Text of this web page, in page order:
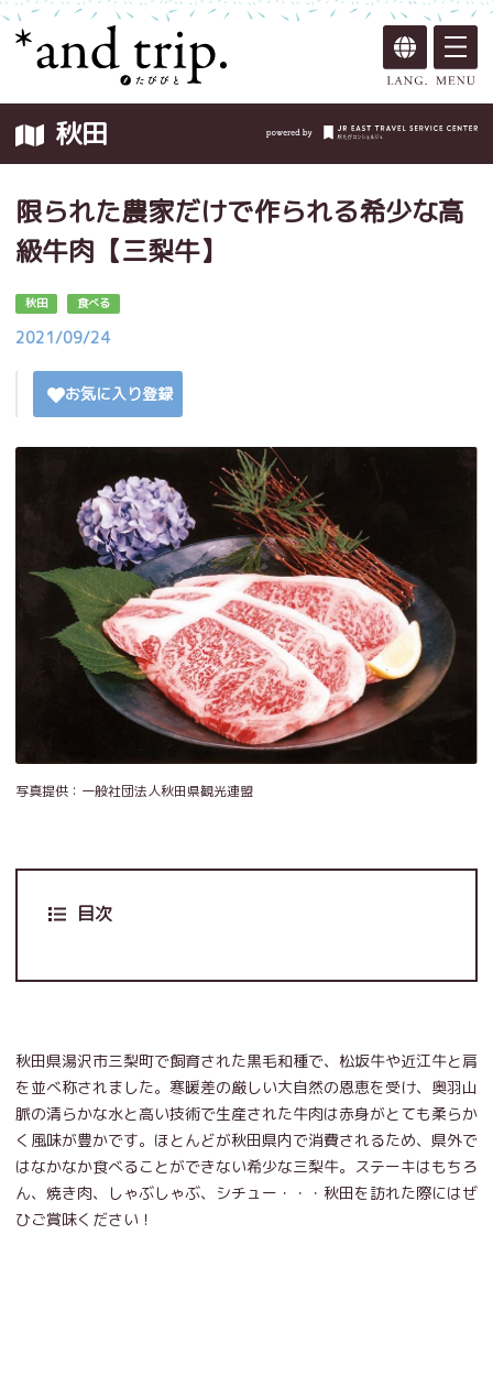
秋田
限られた農家だけで作られる希少な高
級牛肉【三梨牛】
秋田 食べる
2021/09/24
お気に入り登録
写真提供：一般社団法人秋田県観光連盟
目次
秋田県湯沢市三梨町で飼育された黒毛和種で、松坂牛や近江牛と肩
を並べ称されました。寒暖差の厳しい大自然の恩恵を受け、奥羽山
脈の清らかな水と高い技術で生産された牛肉は赤身がとても柔らか
く風味が豊かです。ほとんどが秋田県内で消費されるため、県外で
はなかなか食べることができない希少な三梨牛。ステーキはもちろ
ん、焼き肉、しゃぶしゃぶ、シチュー・・・秋田を訪れた際にはぜ
ひご賞味ください！